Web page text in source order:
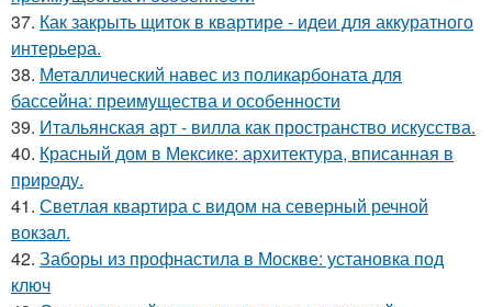
37. Как закрыть щиток в квартире - идеи для аккуратного
интерьера.
38. Металлический навес из поликарбоната для
бассейна: преимущества и особенности
39. Итальянская арт - вилла как пространство искусства.
40. Красный дом в Мексике: архитектура, вписанная в
природу.
41. Светлая квартира с видом на северный речной
вокзал.
42. Заборы из профнастила в Москве: установка под
ключ